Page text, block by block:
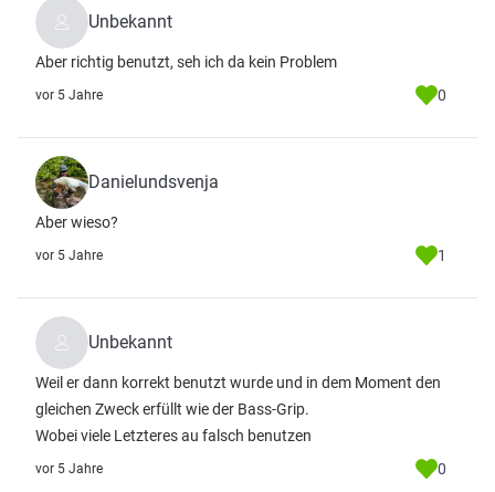
Unbekannt
Aber richtig benutzt, seh ich da kein Problem
vor 5 Jahre 0
Danielundsvenja
Aber wieso?
vor 5 Jahre 1
Unbekannt
Weil er dann korrekt benutzt wurde und in dem Moment den
gleichen Zweck erfüllt wie der Bass-Grip.
Wobei viele Letzteres au falsch benutzen
vor 5 Jahre 0